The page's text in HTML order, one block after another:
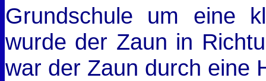
Grundschule um eine
wurde der Zaun in
war der Zaun durch eine